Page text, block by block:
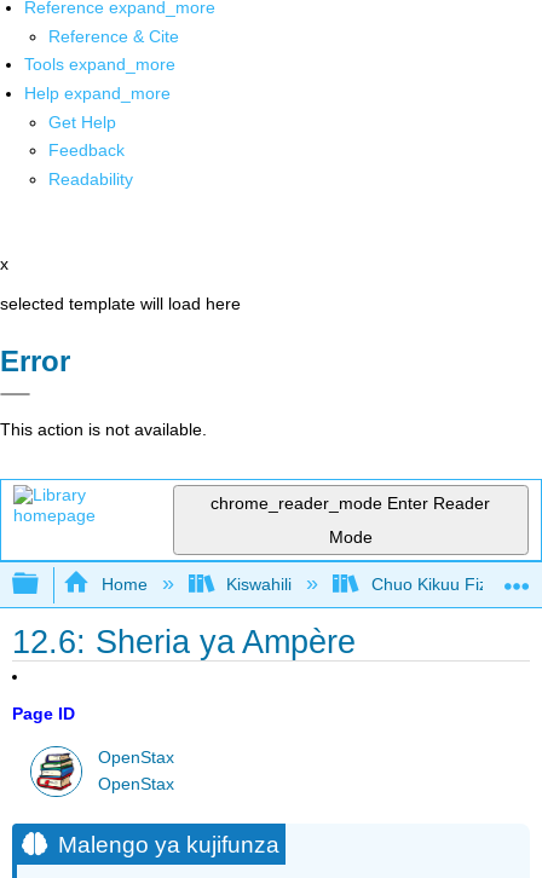
Reference expand_more
Reference & Cite
Tools expand_more
Help expand_more
Get Help
Feedback
Readability
x
selected template will load here
Error
This action is not available.
chrome_reader_mode Enter Reader
Mode
Expand/collapse global hierarchy
Home Kiswahili Chuo Kikuu Fizikia II
12.6: Sheria ya Ampère
Page ID
OpenStax
OpenStax
Malengo ya kujifunza